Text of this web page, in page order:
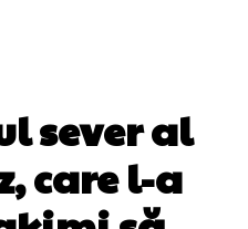
sever al
care l-a